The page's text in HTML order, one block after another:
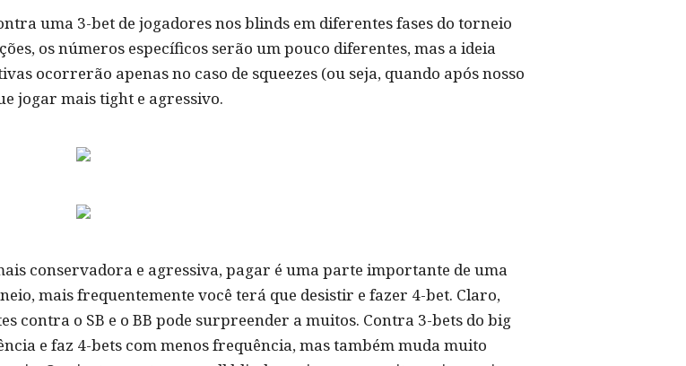
uma 3-bet de jogadores nos blinds em diferentes fases do torneio
os números específicos serão um pouco diferentes, mas a ideia
ocorrerão apenas no caso de squeezes (ou seja, quando após nosso
jogar mais tight e agressivo.
conservadora e agressiva, pagar é uma parte importante de uma
mais frequentemente você terá que desistir e fazer 4-bet. Claro,
contra o SB e o BB pode surpreender a muitos. Contra 3-bets do big
e faz 4-bets com menos frequência, mas também muda muito